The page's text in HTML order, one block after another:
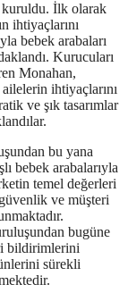
İlk olarak
ihtiyaçlarını
bebek arabaları
Kurucuları
Monahan,
ihtiyaçlarını
ve şık tasarımlar
bu yana
bebek arabalarıyla
temel değerleri
ve müşteri
bugüne
bildirimlerini
sürekli